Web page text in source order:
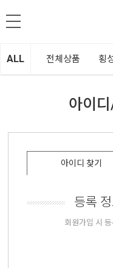
ALL 전체상품 횡
아이
아이디 찾기
등록
회원가입 시